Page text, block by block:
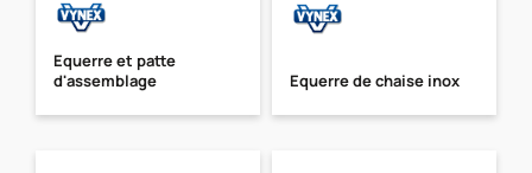
Equerre et patte
d'assemblage
Equerre de chaise inox